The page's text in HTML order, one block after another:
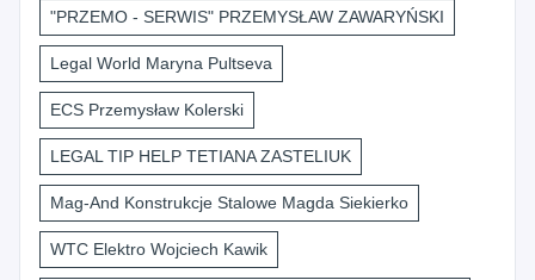
"PRZEMO - SERWIS" PRZEMYSŁAW ZAWARYŃSKI
Legal World Maryna Pultseva
ECS Przemysław Kolerski
LEGAL TIP HELP TETIANA ZASTELIUK
Mag-And Konstrukcje Stalowe Magda Siekierko
WTC Elektro Wojciech Kawik